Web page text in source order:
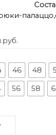
Пояс
46 48
56 58